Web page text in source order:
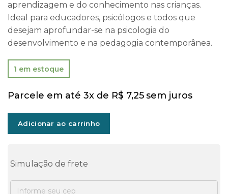
aprendizagem e do conhecimento nas crianças.
Ideal para educadores, psicólogos e todos que
desejam aprofundar-se na psicologia do
desenvolvimento e na pedagogia contemporânea.
1 em estoque
Parcele em até 3x de R$ 7,25sem juros
Adicionar ao carrinho
Simulação de frete